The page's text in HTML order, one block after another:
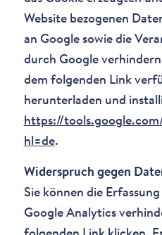
Website bezogenen
an Google sowie die
durch Google
dem folgenden Link
herunterladen und
https://
hl=de.
Widerspruch gegen
Sie können die
Google Analytics